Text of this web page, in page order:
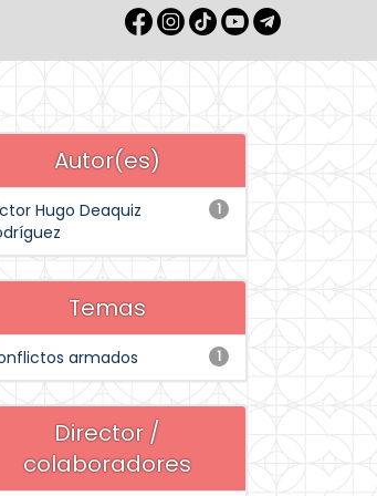
Autor(es)
1
Hugo Deaquiz
Temas
1
armados
Director /
colaboradores